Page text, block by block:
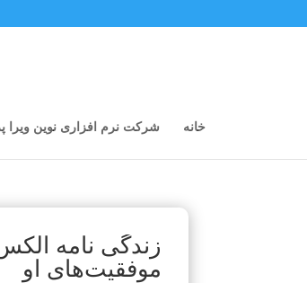
خانه شرکت نرم افزاری نوین ویرا
زندگی نامه
موفقیت‌های او